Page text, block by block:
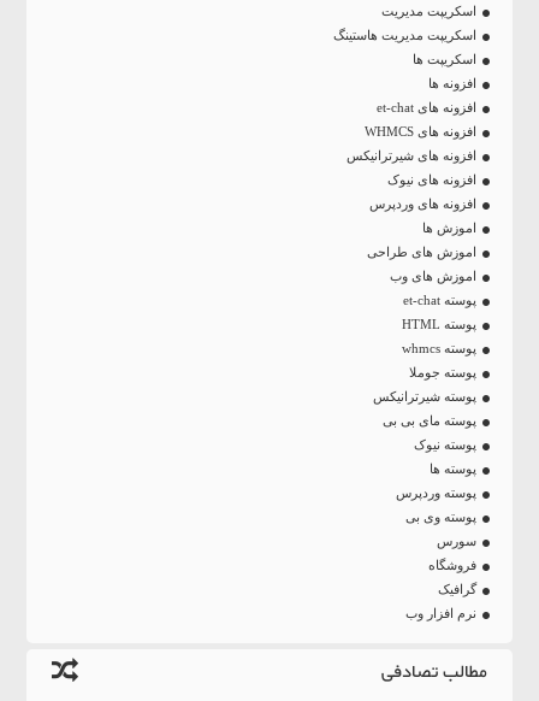
اسکریپت مدیریت
اسکریپت مدیریت هاستینگ
اسکریپت ها
افزونه ها
افزونه های et-chat
افزونه های WHMCS
افزونه های شیرترانیکس
افزونه های نیوک
افزونه های وردپرس
اموزش ها
اموزش های طراحی
اموزش های وب
پوسته et-chat
پوسته HTML
پوسته whmcs
پوسته جوملا
پوسته شیرترانیکس
پوسته مای بی بی
پوسته نیوک
پوسته ها
پوسته وردپرس
پوسته وی بی
سورس
فروشگاه
گرافیک
نرم افزار وب
مطالب تصادفی